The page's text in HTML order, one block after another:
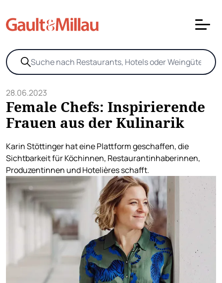
28.06.2023
Female Chefs: Inspirierende
Frauen aus der Kulinarik
Karin Stöttinger hat eine Plattform geschaffen, die
Sichtbarkeit für Köchinnen, Restaurantinhaberinnen,
Produzentinnen und Hotelières schafft.